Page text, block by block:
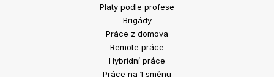
Platy podle profese
Brigády
Práce z domova
Remote práce
Hybridní práce
Práce na 1 směnu